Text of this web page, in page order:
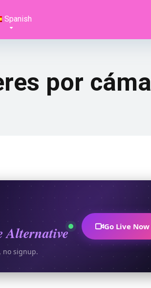
Spanish
por
Alternative
no signup.
Go Live Now